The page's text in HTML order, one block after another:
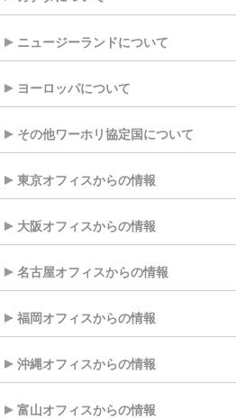
ニュージーランドについて
ヨーロッパについて
その他ワーホリ協定国について
東京オフィスからの情報
大阪オフィスからの情報
名古屋オフィスからの情報
福岡オフィスからの情報
沖縄オフィスからの情報
富山オフィスからの情報